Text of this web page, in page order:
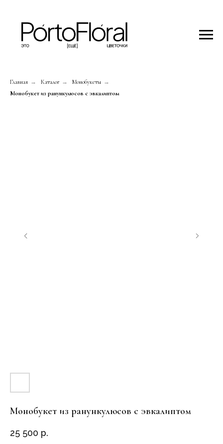
Главная → Каталог → Монобукеты →
Монобукет из ранункулюсов с эвкалиптом
Монобукет из ранункулюсов с эвкалиптом
25 500 р.